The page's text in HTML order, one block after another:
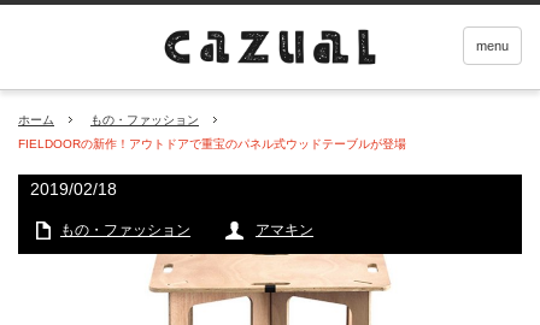
menu
ホーム
もの・ファッション
FIELDOORの新作！アウトドアで重宝のパネル式ウッドテーブルが登場
2019/02/18
もの・ファッション アマキン